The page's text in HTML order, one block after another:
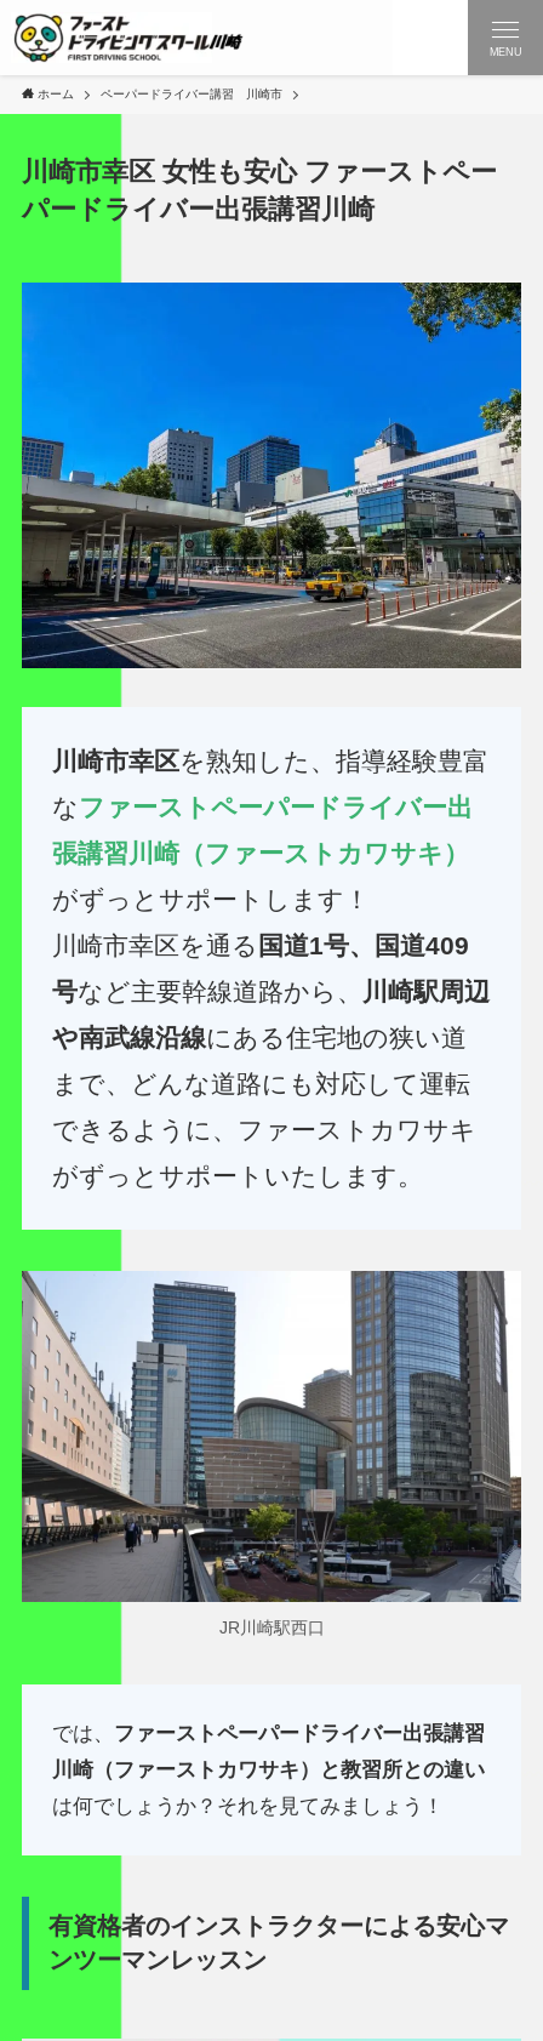
MENU
ホーム ペーパードライバー講習 川崎市
川崎市幸区 女性も安心 ファーストペー
パードライバー出張講習川崎
川崎市幸区を熟知した、指導経験豊富
なファーストペーパードライバー出
張講習川崎（ファーストカワサキ）
がずっとサポートします！
川崎市幸区を通る 国道1号、国道409
号など主要幹線道路から、
川崎駅周辺
や南武線沿線にある住宅地の狭い道
まで、どんな道路にも対応して運転
できるように、ファーストカワサキ
がずっとサポートいたします。
JR川崎駅西口
では、 ファーストペーパードライバー出張講習
川崎（ファーストカワサキ）と教習所との違い
は何でしょうか？それを見てみましょう！
有資格者のインストラクターによる安心マ
ンツーマンレッスン